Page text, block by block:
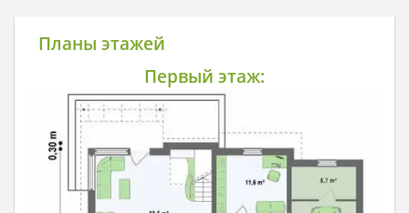
Планы этажей
Первый этаж: